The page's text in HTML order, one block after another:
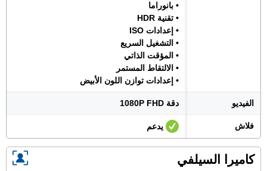
• بانوراما
• تقنية HDR
• إعدادات ISO
• التشغيل السريع
• المؤقت الذاتي
• الالتقاط المستمر
• إعدادات توازن اللون الأبيض
الفيديو دقة 1080P FHD
فلاش يدعم
كاميرا السيلفي